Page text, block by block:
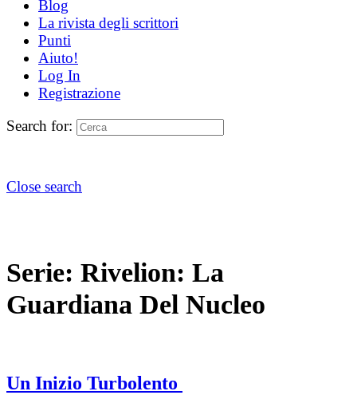
Blog
La rivista degli scrittori
Punti
Aiuto!
Log In
Registrazione
Search for:
Close search
Serie: Rivelion: La
Guardiana Del Nucleo
Un Inizio Turbolento